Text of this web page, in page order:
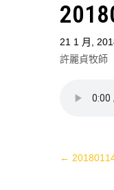
21 1 月,
許麗貞牧師
Post
←